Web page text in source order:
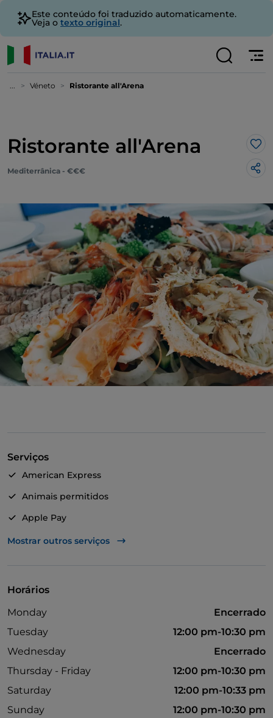
Este conteúdo foi traduzido automaticamente.
Veja o texto original.
... Véneto Ristorante all'Arena
Ristorante all'Arena
Mediterrânica - €€€
Serviços
American Express
Animais permitidos
Apple Pay
Multibanco
Visa
Wi-Fi
Mostrar outros serviços
Horários
Monday
Encerrado
Tuesday
12:00 pm-10:30 pm
Wednesday
Encerrado
Thursday - Friday
12:00 pm-10:30 pm
Saturday
12:00 pm-10:33 pm
Sunday
12:00 pm-10:30 pm